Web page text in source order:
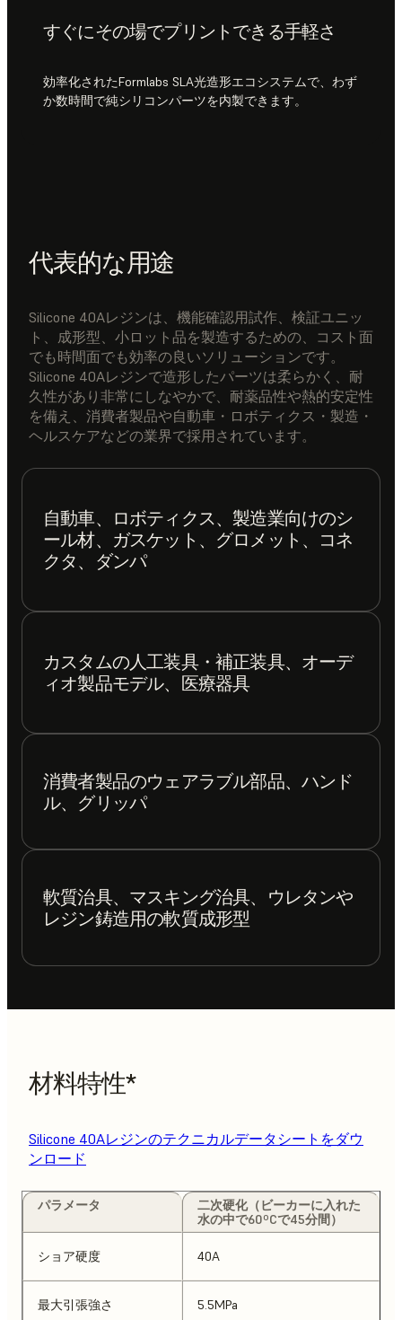
すぐにその場でプリントできる手軽さ
効率化されたFormlabs SLA光造形エコシステムで、わず
か数時間で純シリコンパーツを内製できます。
代表的な用途
Silicone 40Aレジンは、機能確認用試作、検証ユニッ
ト、成形型、小ロット品を製造するための、コスト面
でも時間面でも効率の良いソリューションです。
Silicone 40Aレジンで造形したパーツは柔らかく、耐
久性があり非常にしなやかで、耐薬品性や熱的安定性
を備え、消費者製品や自動車・ロボティクス・製造・
ヘルスケアなどの業界で採用されています。
自動車、ロボティクス、製造業向けのシ
ール材、ガスケット、グロメット、コネ
クタ、ダンパ
カスタムの人工装具・補正装具、オーデ
ィオ製品モデル、医療器具
消費者製品のウェアラブル部品、ハンド
ル、グリッパ
軟質治具、マスキング治具、ウレタンや
レジン鋳造用の軟質成形型
材料特性*
Silicone 40Aレジンのテクニカルデータシートをダウ
ンロード
パラメータ
二次硬化（ビーカーに入れた
水の中で60ºCで45分間）
ショア硬度 40A
最大引張強さ 5.5MPa